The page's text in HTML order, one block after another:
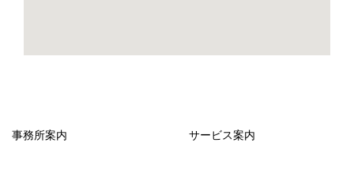
事務所案内 サービス案内